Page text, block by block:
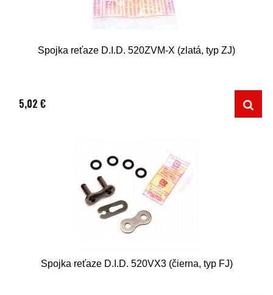
Spojka reťaze D.I.D. 520ZVM-X (zlatá, typ ZJ)
5,02 €
Spojka reťaze D.I.D. 520VX3 (čierna, typ FJ)